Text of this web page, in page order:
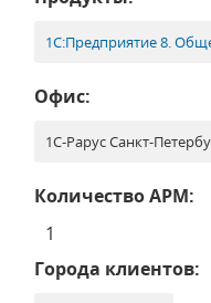
1С:Предприятие 8.
Офис:
1С-Рарус Санкт-
Количество АРМ:
1
Города клиентов: